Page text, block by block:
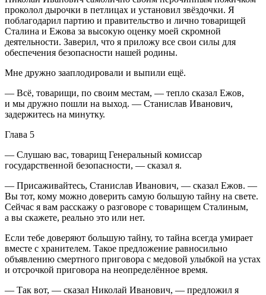
проколол дырочки в петлицах и установил звёздочки. Я
поблагодарил партию и правительство и лично товарищей
Сталина и Ежова за высокую оценку моей скромной
деятельности. Заверил, что я приложу все свои силы для
обеспечения безопасности нашей родины.
Мне дружно зааплодировали и выпили ещё.
— Всё, товарищи, по своим местам, — тепло сказал Ежов,
и мы дружно пошли на выход. — Станислав Иванович,
задержитесь на минутку.
Глава 5
— Слушаю вас, товарищ Генеральный комиссар
государственной безопасности, — сказал я.
— Присаживайтесь, Станислав Иванович, — сказал Ежов. —
Вы тот, кому можно доверить самую большую тайну на свете.
Сейчас я вам расскажу о разговоре с товарищем Сталиным,
а вы скажете, реально это или нет.
Если тебе доверяют большую тайну, то тайна всегда умирает
вместе с хранителем. Такое предложение равносильно
объявлению смертного приговора с медовой улыбкой на устах
и отсрочкой приговора на неопределённое время.
— Так вот, — сказал Николай Иванович, — предложил я